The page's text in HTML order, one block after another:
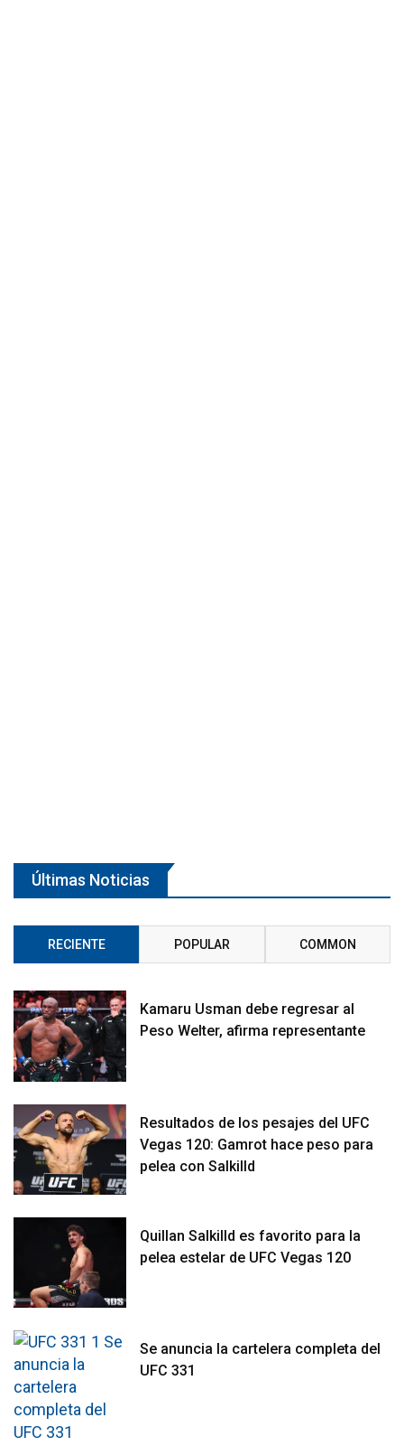
Últimas Noticias
RECIENTE POPULAR COMMON
Kamaru Usman debe regresar al
Peso Welter, afirma representante
Resultados de los pesajes del UFC
Vegas 120: Gamrot hace peso para
pelea con Salkilld
Quillan Salkilld es favorito para la
pelea estelar de UFC Vegas 120
Se anuncia la cartelera completa del
UFC 331